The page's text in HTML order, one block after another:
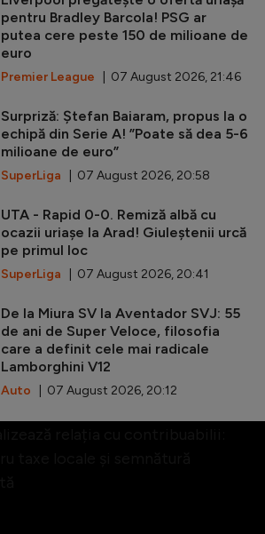
pentru Bradley Barcola! PSG ar
putea cere peste 150 de milioane de
euro
Premier League | 07 August 2026, 21:46
Surpriză: Ștefan Baiaram, propus la o
echipă din Serie A! ”Poate să dea 5-6
milioane de euro”
SuperLiga | 07 August 2026, 20:58
UTA - Rapid 0-0. Remiză albă cu
ocazii uriașe la Arad! Giuleștenii urcă
pe primul loc
SuperLiga | 07 August 2026, 20:41
De la Miura SV la Aventador SVJ: 55
de ani de Super Veloce, filosofia
care a definit cele mai radicale
Lamborghini V12
Auto | 07 August 2026, 20:12